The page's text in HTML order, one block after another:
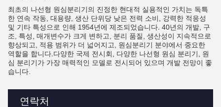
연락처
최초의 나선형 원심분리기의 진정한 현대적 실용적인 가치는 독특
한 연속 작동, 대용량, 생산 단위당 낮은 전력 소비, 강력한 적응성
및 기타 특성으로 인해 1954년에 제조되었습니다. 40년의 개발, 구
조, 특성, 매개변수가 크게 변하고, 분리 품질, 생산성이 지속적으로
향상되고, 적용 범위가 더 넓어지고, 원심분리기 분야에서 중요한
역할을 합니다.다양한 국제 전시회, 다양한 나선형 원심 분리기, 원
심 분리기가 가장 매력적인 모델로 전시되어 있으며 개발 전망이 좋
습니다.